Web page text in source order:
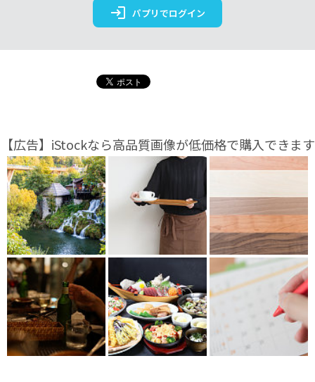
login パプリでログイン
【広告】iStockなら高品質画像が低価格で購入できます